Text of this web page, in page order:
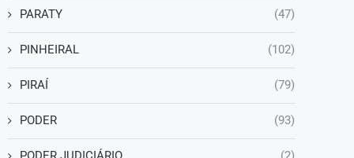
PARATY (47)
PINHEIRAL (102)
PIRAÍ (79)
PODER (93)